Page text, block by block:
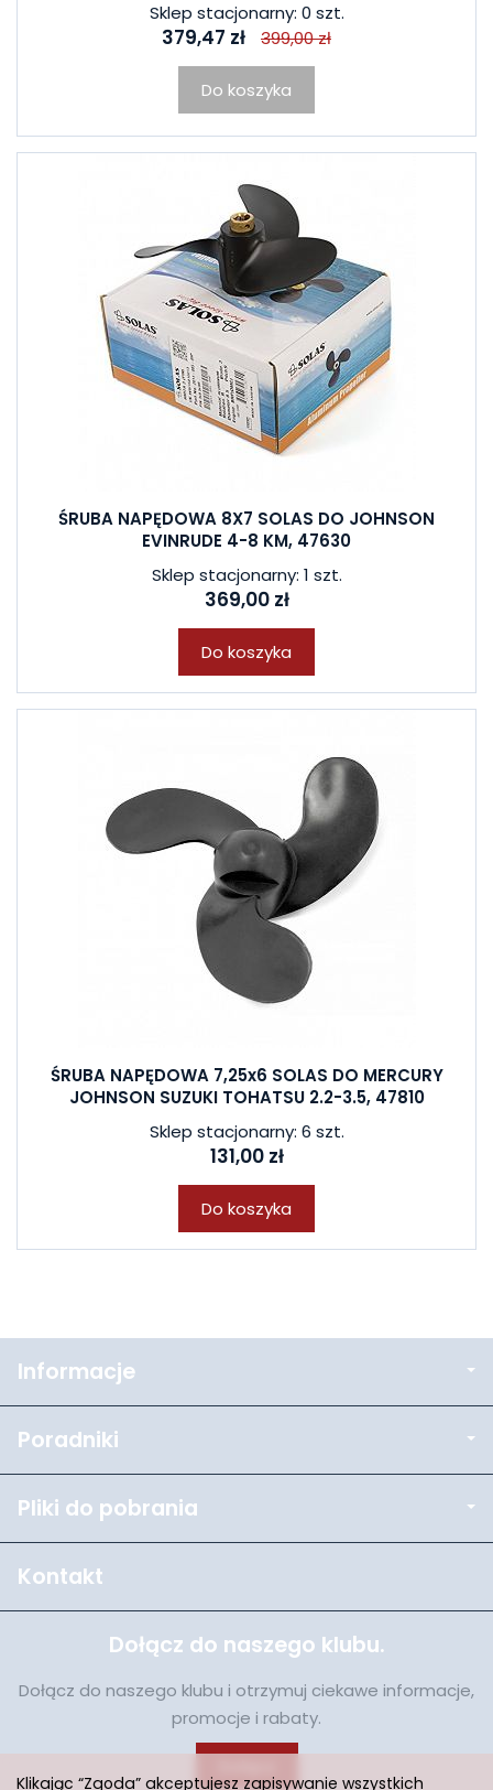
Sklep stacjonarny: 0 szt.
379,47 zł 399,00 zł
Do koszyka
ŚRUBA NAPĘDOWA 8X7 SOLAS DO JOHNSON
EVINRUDE 4-8 KM, 47630
Sklep stacjonarny: 1 szt.
369,00 zł
Do koszyka
ŚRUBA NAPĘDOWA 7,25x6 SOLAS DO MERCURY
JOHNSON SUZUKI TOHATSU 2.2-3.5, 47810
Sklep stacjonarny: 6 szt.
131,00 zł
Do koszyka
Informacje
Poradniki
Pliki do pobrania
Kontakt
Dołącz do naszego klubu.
Dołącz do naszego klubu i otrzymuj ciekawe informacje,
promocje i rabaty.
Klikając “Zgoda” akceptujesz zapisywanie wszystkich